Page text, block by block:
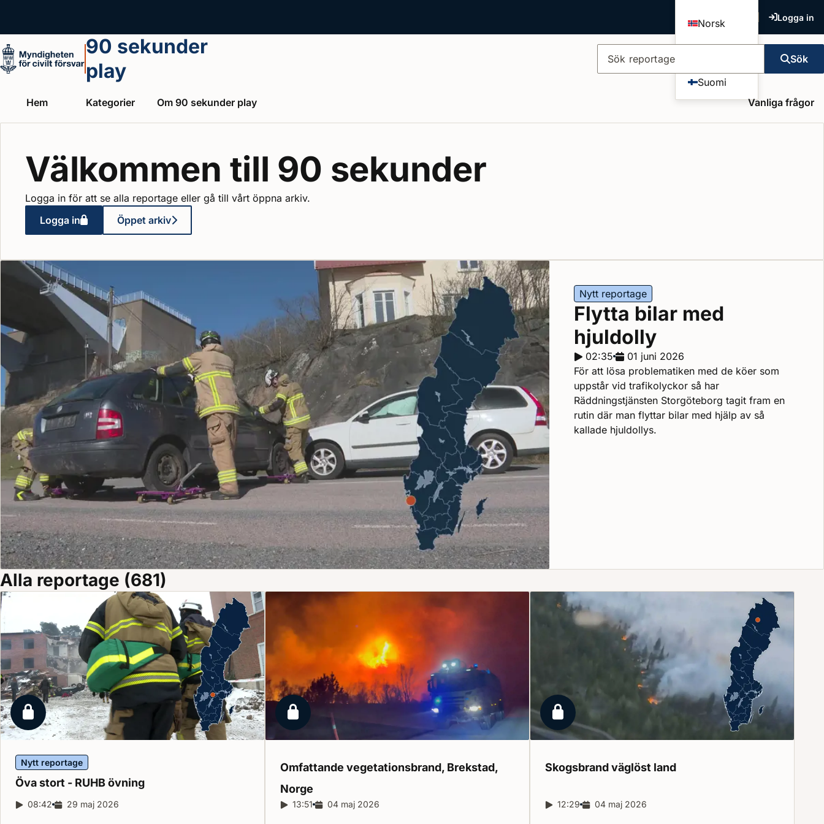
Norsk
Suomi
Logga in
90 sekunder
play
Sök reportage
Sök
Hem Kategorier Om 90 sekunder play Vanliga frågor
Välkommen till 90 sekunder
Logga in för att se alla reportage eller gå till vårt öppna arkiv.
Logga in
Öppet arkiv
Nytt reportage
Flytta bilar med
hjuldolly
Reportagelängd:
02:35 Releasedatum:
01 juni 2026
För att lösa problematiken med de köer som
uppstår vid trafikolyckor så har
Räddningstjänsten Storgöteborg tagit fram en
rutin där man flyttar bilar med hjälp av så
kallade hjuldollys.
Alla reportage (681)
Låst reportage
Nytt reportage
Öva stort - RUHBövning
Reportagelängd:
08:42 Releasedatum:
29 maj 2026
Låst reportage
Omfattande vegetationsbrand, Brekstad,
Norge
Reportagelängd:
13:51 Releasedatum:
04 maj 2026
Låst reportage
Skogsbrand väglöst land
Reportagelängd:
12:29 Releasedatum:
04 maj 2026